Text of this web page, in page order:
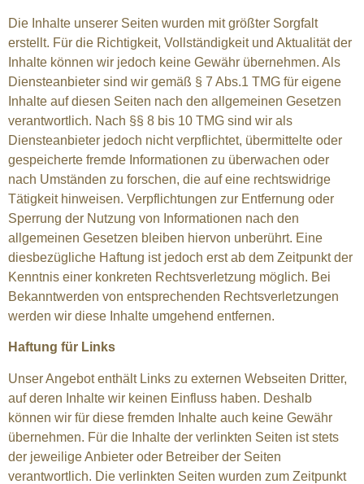
Die Inhalte unserer Seiten wurden mit größter Sorgfalt
erstellt. Für die Richtigkeit, Vollständigkeit und Aktualität der
Inhalte können wir jedoch keine Gewähr übernehmen. Als
Diensteanbieter sind wir gemäß § 7 Abs.1 TMG für eigene
Inhalte auf diesen Seiten nach den allgemeinen Gesetzen
verantwortlich. Nach §§ 8 bis 10 TMG sind wir als
Diensteanbieter jedoch nicht verpflichtet, übermittelte oder
gespeicherte fremde Informationen zu überwachen oder
nach Umständen zu forschen, die auf eine rechtswidrige
Tätigkeit hinweisen. Verpflichtungen zur Entfernung oder
Sperrung der Nutzung von Informationen nach den
allgemeinen Gesetzen bleiben hiervon unberührt. Eine
diesbezügliche Haftung ist jedoch erst ab dem Zeitpunkt der
Kenntnis einer konkreten Rechtsverletzung möglich. Bei
Bekanntwerden von entsprechenden Rechtsverletzungen
werden wir diese Inhalte umgehend entfernen.
Haftung für Links
Unser Angebot enthält Links zu externen Webseiten Dritter,
auf deren Inhalte wir keinen Einfluss haben. Deshalb
können wir für diese fremden Inhalte auch keine Gewähr
übernehmen. Für die Inhalte der verlinkten Seiten ist stets
der jeweilige Anbieter oder Betreiber der Seiten
verantwortlich. Die verlinkten Seiten wurden zum Zeitpunkt